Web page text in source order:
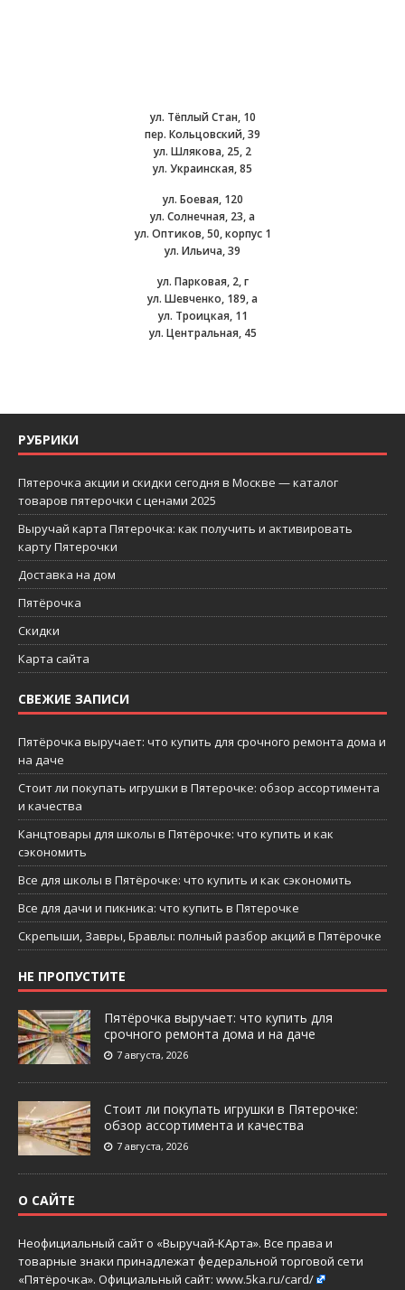
ул. Тёплый Стан, 10
пер. Кольцовский, 39
ул. Шлякова, 25, 2
ул. Украинская, 85
ул. Боевая, 120
ул. Солнечная, 23, а
ул. Оптиков, 50, корпус 1
ул. Ильича, 39
ул. Парковая, 2, г
ул. Шевченко, 189, а
ул. Троицкая, 11
ул. Центральная, 45
РУБРИКИ
Пятерочка акции и скидки сегодня в Москве — каталог
товаров пятерочки с ценами 2025
Выручай карта Пятерочка: как получить и активировать
карту Пятерочки
Доставка на дом
Пятёрочка
Скидки
Карта сайта
СВЕЖИЕ ЗАПИСИ
Пятёрочка выручает: что купить для срочного ремонта дома и
на даче
Стоит ли покупать игрушки в Пятерочке: обзор ассортимента
и качества
Канцтовары для школы в Пятёрочке: что купить и как
сэкономить
Все для школы в Пятёрочке: что купить и как сэкономить
Все для дачи и пикника: что купить в Пятерочке
Скрепыши, Завры, Бравлы: полный разбор акций в Пятёрочке
НЕ ПРОПУСТИТЕ
Пятёрочка выручает: что купить для
срочного ремонта дома и на даче
7 августа, 2026
Стоит ли покупать игрушки в Пятерочке:
обзор ассортимента и качества
7 августа, 2026
О САЙТЕ
Неофициальный сайт о «Выручай-КАрта». Все права и
товарные знаки принадлежат федеральной торговой сети
«Пятёрочка». Официальный сайт: www.5ka.ru/card/